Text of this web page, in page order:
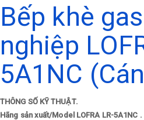
Bếp khè
nghiệp
5A1NC
THÔNG SỐ KỸ THUẬT.
Hãng sản xuất/Model LOFRA LR-5A1NC .